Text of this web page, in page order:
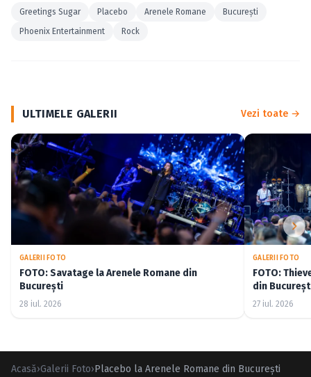
Greetings Sugar Placebo Arenele Romane
Bucureşti
Phoenix Entertainment
Rock
ULTIMELE GALERII Vezi toate →
GALERII FOTO
FOTO: Savatage la Arenele Romane din
București
28 iul. 2026
GALERII FOTO
FOTO:
din
27 iul. 2026
Acasă›Galerii Foto›Placebo la Arenele Romane din Bucureşti